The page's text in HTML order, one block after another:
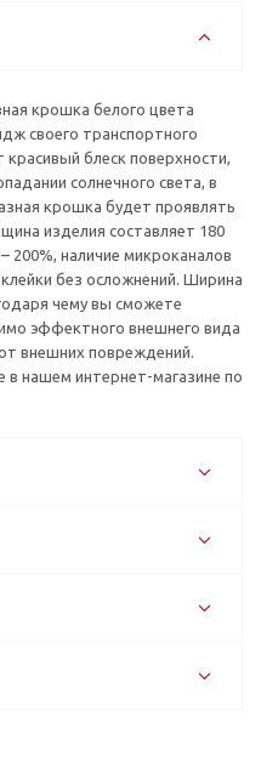
крошка белого цвета
своего транспортного
блеск поверхности,
солнечного света, в
крошка будет проявлять
изделия составляет 180
наличие микроканалов
без осложнений. Ширина
чему вы сможете
эффектного внешнего вида
внешних повреждений.
в нашем интернет-магазине по